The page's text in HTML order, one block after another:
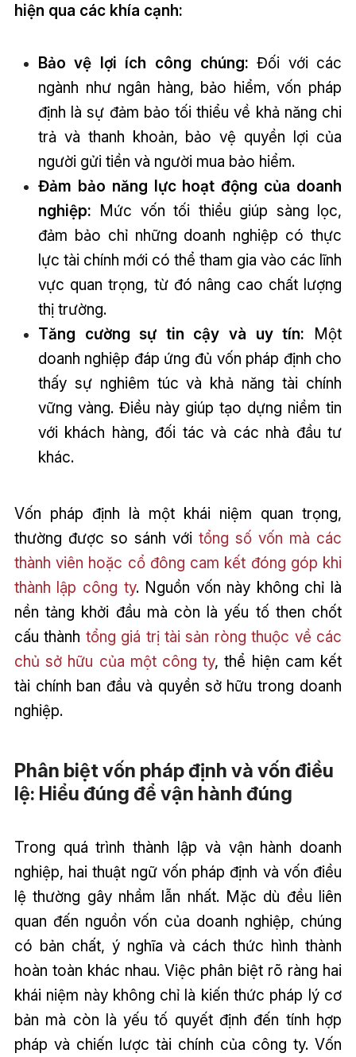
hiện qua các khía cạnh:
Bảo vệ lợi ích công chúng: Đối với các
ngành như ngân hàng, bảo hiểm, vốn pháp
định là sự đảm bảo tối thiểu về khả năng chi
trả và thanh khoản, bảo vệ quyền lợi của
người gửi tiền và người mua bảo hiểm.
Đảm bảo năng lực hoạt động của doanh
nghiệp: Mức vốn tối thiểu giúp sàng lọc,
đảm bảo chỉ những doanh nghiệp có thực
lực tài chính mới có thể tham gia vào các lĩnh
vực quan trọng, từ đó nâng cao chất lượng
thị trường.
Tăng cường sự tin cậy và uy tín: Một
doanh nghiệp đáp ứng đủ vốn pháp định cho
thấy sự nghiêm túc và khả năng tài chính
vững vàng. Điều này giúp tạo dựng niềm tin
với khách hàng, đối tác và các nhà đầu tư
khác.
Vốn pháp định là một khái niệm quan trọng,
thường được so sánh với tổng số vốn mà các
thành viên hoặc cổ đông cam kết đóng góp khi
thành lập công ty. Nguồn vốn này không chỉ là
nền tảng khởi đầu mà còn là yếu tố then chốt
cấu thành tổng giá trị tài sản ròng thuộc về các
chủ sở hữu của một công ty, thể hiện cam kết
tài chính ban đầu và quyền sở hữu trong doanh
nghiệp.
Phân biệt vốn pháp định và vốn điều
lệ: Hiểu đúng để vận hành đúng
Trong quá trình thành lập và vận hành doanh
nghiệp, hai thuật ngữ vốn pháp định và vốn điều
lệ thường gây nhầm lẫn nhất. Mặc dù đều liên
quan đến nguồn vốn của doanh nghiệp, chúng
có bản chất, ý nghĩa và cách thức hình thành
hoàn toàn khác nhau. Việc phân biệt rõ ràng hai
khái niệm này không chỉ là kiến thức pháp lý cơ
bản mà còn là yếu tố quyết định đến tính hợp
pháp và chiến lược tài chính của công ty. Vốn